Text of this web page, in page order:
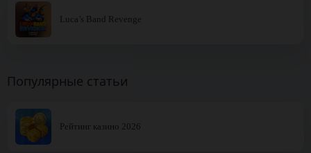
Luca’s Band Revenge
Популярные статьи
Рейтинг казино 2026